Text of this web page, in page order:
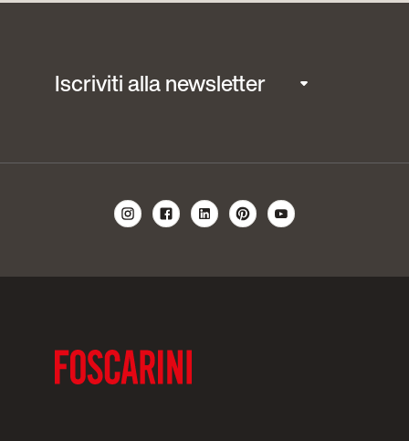
Iscriviti alla newsletter